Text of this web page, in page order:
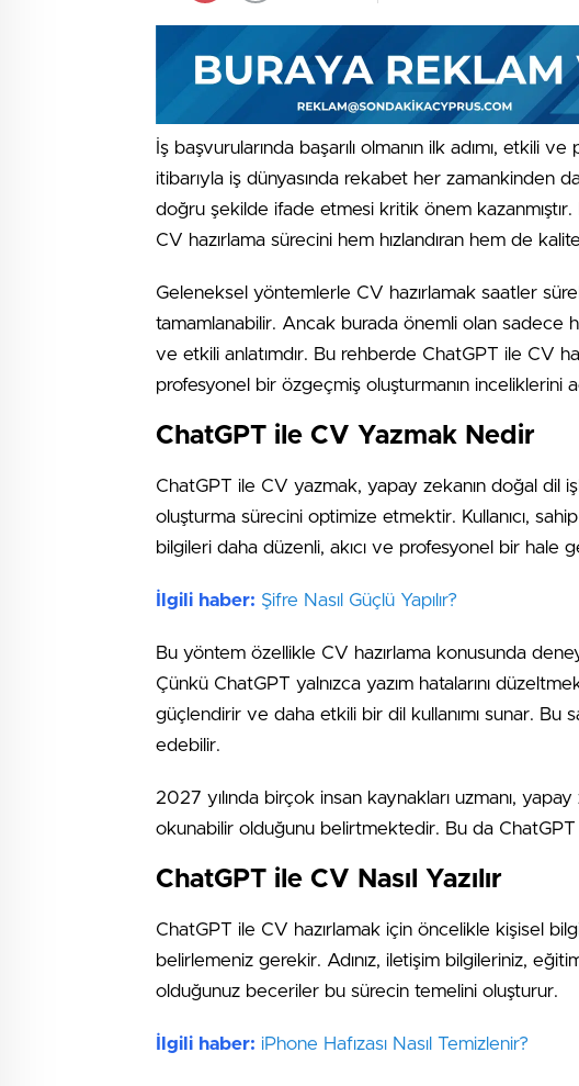
İş başvurularında başarılı olmanın ilk adımı, etkili
itibarıyla iş dünyasında rekabet her zamankinden
doğru şekilde ifade etmesi kritik önem
CV hazırlama sürecini hem hızlandıran hem de
Geleneksel yöntemlerle CV hazırlamak saatler
tamamlanabilir. Ancak burada önemli olan sadece
ve etkili anlatımdır. Bu rehberde ChatGPT ile CV
profesyonel bir özgeçmiş oluşturmanın inceliklerini
ChatGPT ile CV Yazmak Nedir
ChatGPT ile CV yazmak, yapay zekanın doğal dil
oluşturma sürecini optimize etmektir. Kullanıcı,
bilgileri daha düzenli, akıcı ve profesyonel bir hale
İlgili haber: Şifre Nasıl Güçlü Yapılır?
Bu yöntem özellikle CV hazırlama konusunda
Çünkü ChatGPT yalnızca yazım hatalarını
güçlendirir ve daha etkili bir dil kullanımı sunar.
edebilir.
2027 yılında birçok insan kaynakları uzmanı,
okunabilir olduğunu belirtmektedir. Bu da ChatGPT
ChatGPT ile CV Nasıl Yazılır
ChatGPT ile CV hazırlamak için öncelikle kişisel
belirlemeniz gerekir. Adınız, iletişim bilgileriniz,
olduğunuz beceriler bu sürecin temelini oluşturur.
İlgili haber: iPhone Hafızası Nasıl Temizlenir?